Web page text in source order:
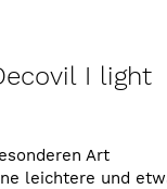
I light
Art
leichtere und